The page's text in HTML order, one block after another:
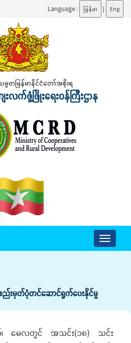
Language : မြန်မာ | Eng
မတမြန်မာနိုင်ငံတော်အစိုးရ
လက်ဖွံ့ဖြိုးရေးဝန်ကြီးဌာန
Toggle
ည်းမှတ်ပုံတင်ဆောင်ရွက်ပေးနိုင်မှု
စ်၊ မေလတွင် အသင်း(၁၈) သင်း